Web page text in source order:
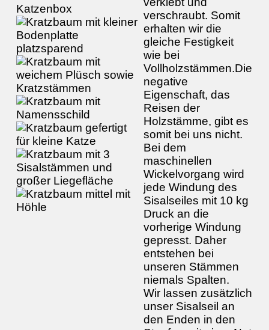
verschraubt. Somit
erhalten wir die
gleiche Festigkeit
wie bei
Vollholzstämmen.Die
negative
Eigenschaft, das
Reisen der
Holzstämme, gibt es
somit bei uns nicht.
Bei dem
maschinellen
Wickelvorgang wird
jede Windung des
Sisalseiles mit 10 kg
Druck an die
vorherige Windung
gepresst. Daher
entstehen bei
unseren Stämmen
niemals Spalten.
Wir lassen zusätzlich
unser Sisalseil an
den Enden in den